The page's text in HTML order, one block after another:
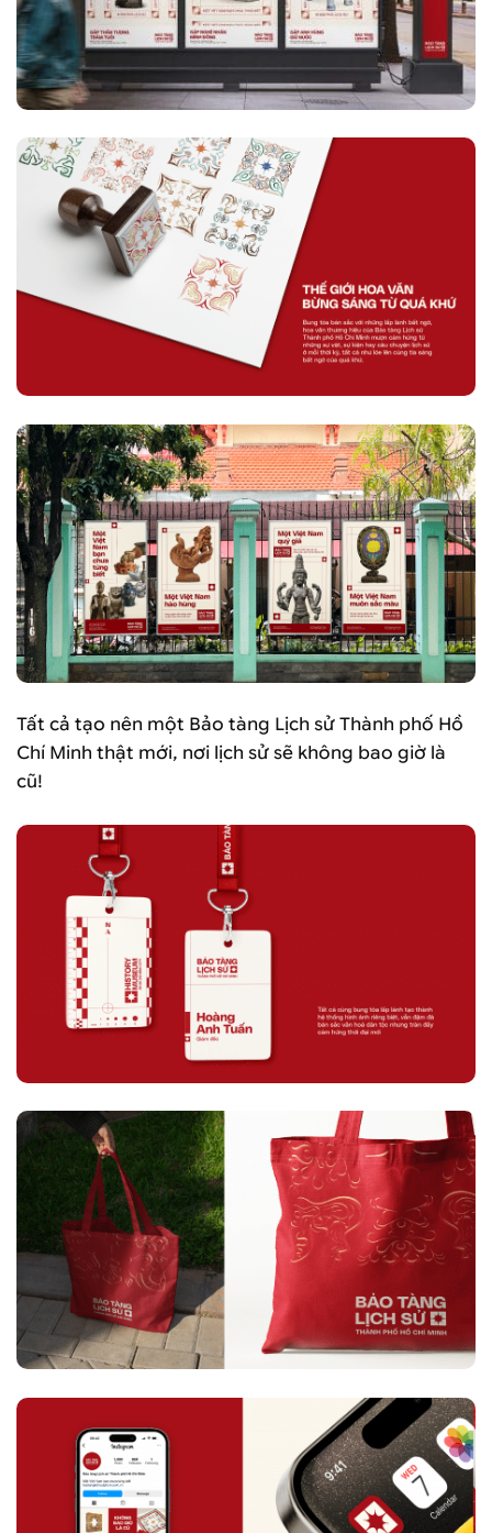
Tất cả tạo nên một Bảo tàng Lịch sử Thành phố Hồ
Chí Minh thật mới, nơi lịch sử sẽ không bao giờ là
cũ!